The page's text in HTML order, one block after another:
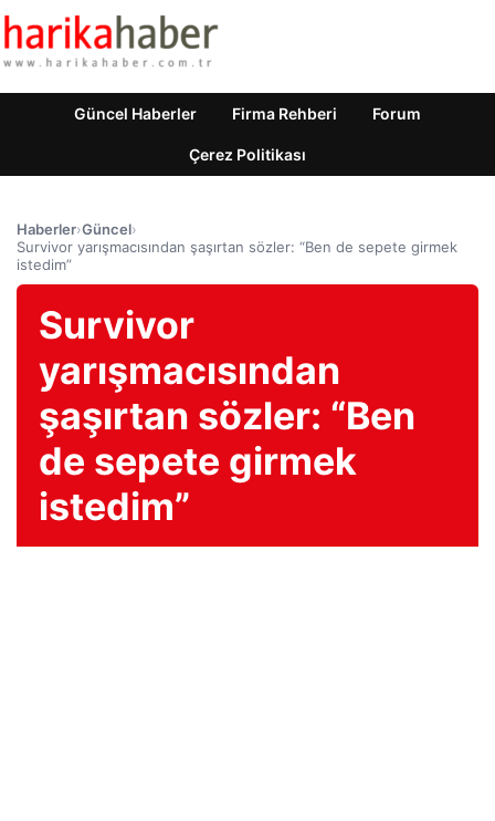
Güncel Haberler Firma Rehberi Forum
Çerez Politikası
Haberler›Güncel›
Survivor yarışmacısından şaşırtan sözler: “Ben de sepete girmek
istedim”
Survivor
yarışmacısından
şaşırtan sözler: “Ben
de sepete girmek
istedim”